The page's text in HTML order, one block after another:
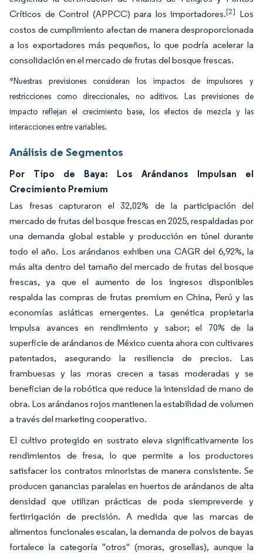
Críticos de Control (APPCC) para los importadores.[2] Los
costos de cumplimiento afectan de manera desproporcionada
a los exportadores más pequeños, lo que podría acelerar la
consolidación en el mercado de frutas del bosque frescas.
*Nuestras previsiones consideran los impactos de impulsores y
restricciones como direccionales, no aditivos. Las previsiones de
impacto reflejan el crecimiento base, los efectos de mezcla y las
interacciones entre variables.
Análisis de Segmentos
Por Tipo de Baya: Los Arándanos Impulsan el
Crecimiento Premium
Las fresas capturaron el 32,02% de la participación del
mercado de frutas del bosque frescas en 2025, respaldadas por
una demanda global estable y producción en túnel durante
todo el año. Los arándanos exhiben una CAGR del 6,92%, la
más alta dentro del tamaño del mercado de frutas del bosque
frescas, ya que el aumento de los ingresos disponibles
respalda las compras de frutas premium en China, Perú y las
economías asiáticas emergentes. La genética propietaria
impulsa avances en rendimiento y sabor; el 70% de la
superficie de arándanos de México cuenta ahora con cultivares
patentados, asegurando la resiliencia de precios. Las
frambuesas y las moras crecen a tasas moderadas y se
benefician de la robótica que reduce la intensidad de mano de
obra. Los arándanos rojos mantienen la estabilidad de volumen
a través del marketing cooperativo.
El cultivo protegido en sustrato eleva significativamente los
rendimientos de fresa, lo que permite a los productores
satisfacer los contratos minoristas de manera consistente. Se
producen ganancias paralelas en huertos de arándanos de alta
densidad que utilizan prácticas de poda siempreverde y
fertirrigación de precisión. A medida que las marcas de
alimentos funcionales escalan, la demanda de polvos de bayas
fortalece la categoría "otros" (moras, grosellas), aunque la